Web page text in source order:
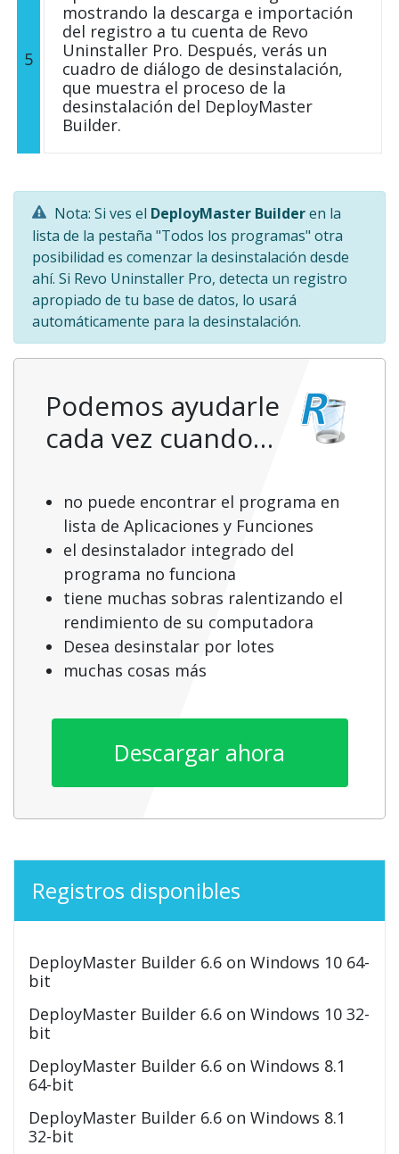
5
mostrando la descarga e importación
del registro a tu cuenta de Revo
Uninstaller Pro. Después, verás un
cuadro de diálogo de desinstalación,
que muestra el proceso de la
desinstalación del DeployMaster
Builder.
Nota: Si ves el DeployMaster Builderen la
lista de la pestaña "Todos los programas" otra
posibilidad es comenzar la desinstalación desde
ahí. Si Revo Uninstaller Pro, detecta un registro
apropiado de tu base de datos, lo usará
automáticamente para la desinstalación.
Podemos ayudarle
cada vez cuando…
no puede encontrar el programa en
lista de Aplicaciones y Funciones
el desinstalador integrado del
programa no funciona
tiene muchas sobras ralentizando el
rendimiento de su computadora
Desea desinstalar por lotes
muchas cosas más
Descargar ahora
Registros disponibles
DeployMaster Builder 6.6 on Windows 10 64-
bit
DeployMaster Builder 6.6 on Windows 10 32-
bit
DeployMaster Builder 6.6 on Windows 8.1
64-bit
DeployMaster Builder 6.6 on Windows 8.1
32-bit